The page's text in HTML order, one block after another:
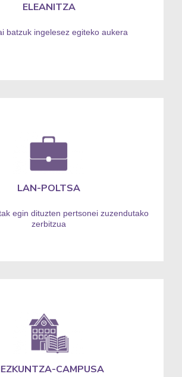
ELEANITZA
batzuk ingelesez egiteko aukera
LAN-POLTSA
egin dituzten pertsonei zuzendutako
zerbitzua
CAMPUSA